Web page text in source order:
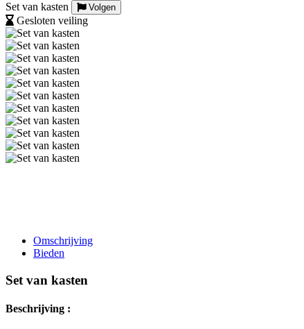
Set van kasten Volgen
Gesloten veiling
Omschrijving
Bieden
Set van kasten
Beschrijving :